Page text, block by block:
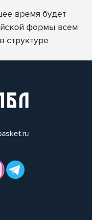
время будет
формы всем
структуре